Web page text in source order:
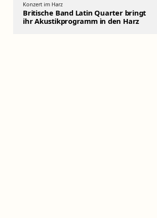
Konzert im Harz
Britische Band Latin Quarter bringt
ihr Akustikprogramm in den Harz